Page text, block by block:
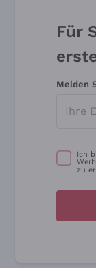
Für
Melden
Ich
zu